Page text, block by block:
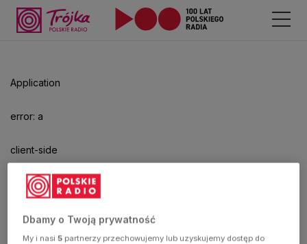
Application
error: a
client-side
exception
hasDbamy o Twoją prywatność
My i nasi5 partnerzy przechowujemy lub uzyskujemy dostęp do